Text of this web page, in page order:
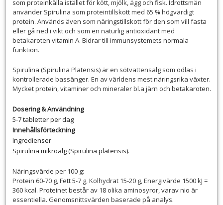
som proteinkälla istället för kött, mjölk, ägg och fisk. Idrottsmän
använder Spirulina som proteintillskott med 65 % högvärdigt
protein. Används även som näringstillskott för den som vill fasta
eller gå ned i vikt och som en naturlig antioxidant med
betakaroten vitamin A. Bidrar till immunsystemets normala
funktion.
Spirulina (Spirulina Platensis) är en sötvattensalg som odlas i
kontrollerade bassänger. En av världens mest näringsrika växter.
Mycket protein, vitaminer och mineraler bl.a järn och betakaroten.
Dosering & Användning
5-7 tabletter per dag
Innehållsförteckning
Ingredienser
Spirulina mikroalg (Spirulina platensis).
Näringsvärde per 100 g:
Protein 60-70 g, Fett 5-7 g, Kolhydrat 15-20 g, Energivärde 1500 kJ =
360 kcal. Proteinet består av 18 olika aminosyror, varav nio är
essentiella. Genomsnittsvärden baserade på analys.